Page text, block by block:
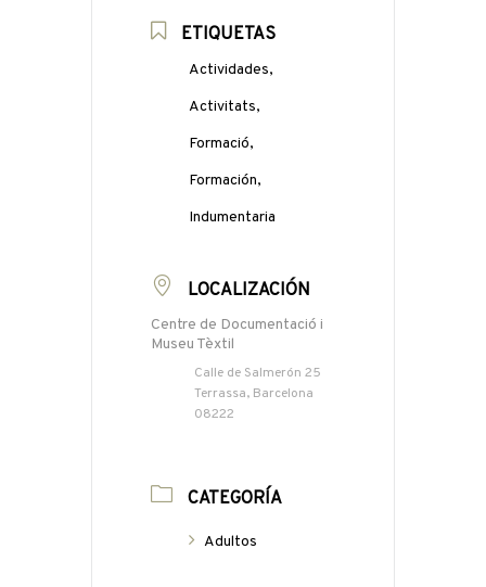
ETIQUETAS
Actividades,
Activitats,
Formació,
Formación,
Indumentaria
LOCALIZACIÓN
Centre de Documentació i
Museu Tèxtil
Calle de Salmerón 25
Terrassa, Barcelona
08222
CATEGORÍA
Adultos